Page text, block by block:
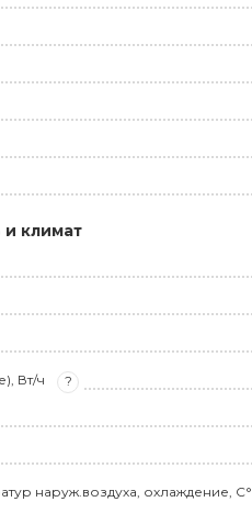
и климат
Вт/ч ?
наруж.воздуха, охлаждение, С°